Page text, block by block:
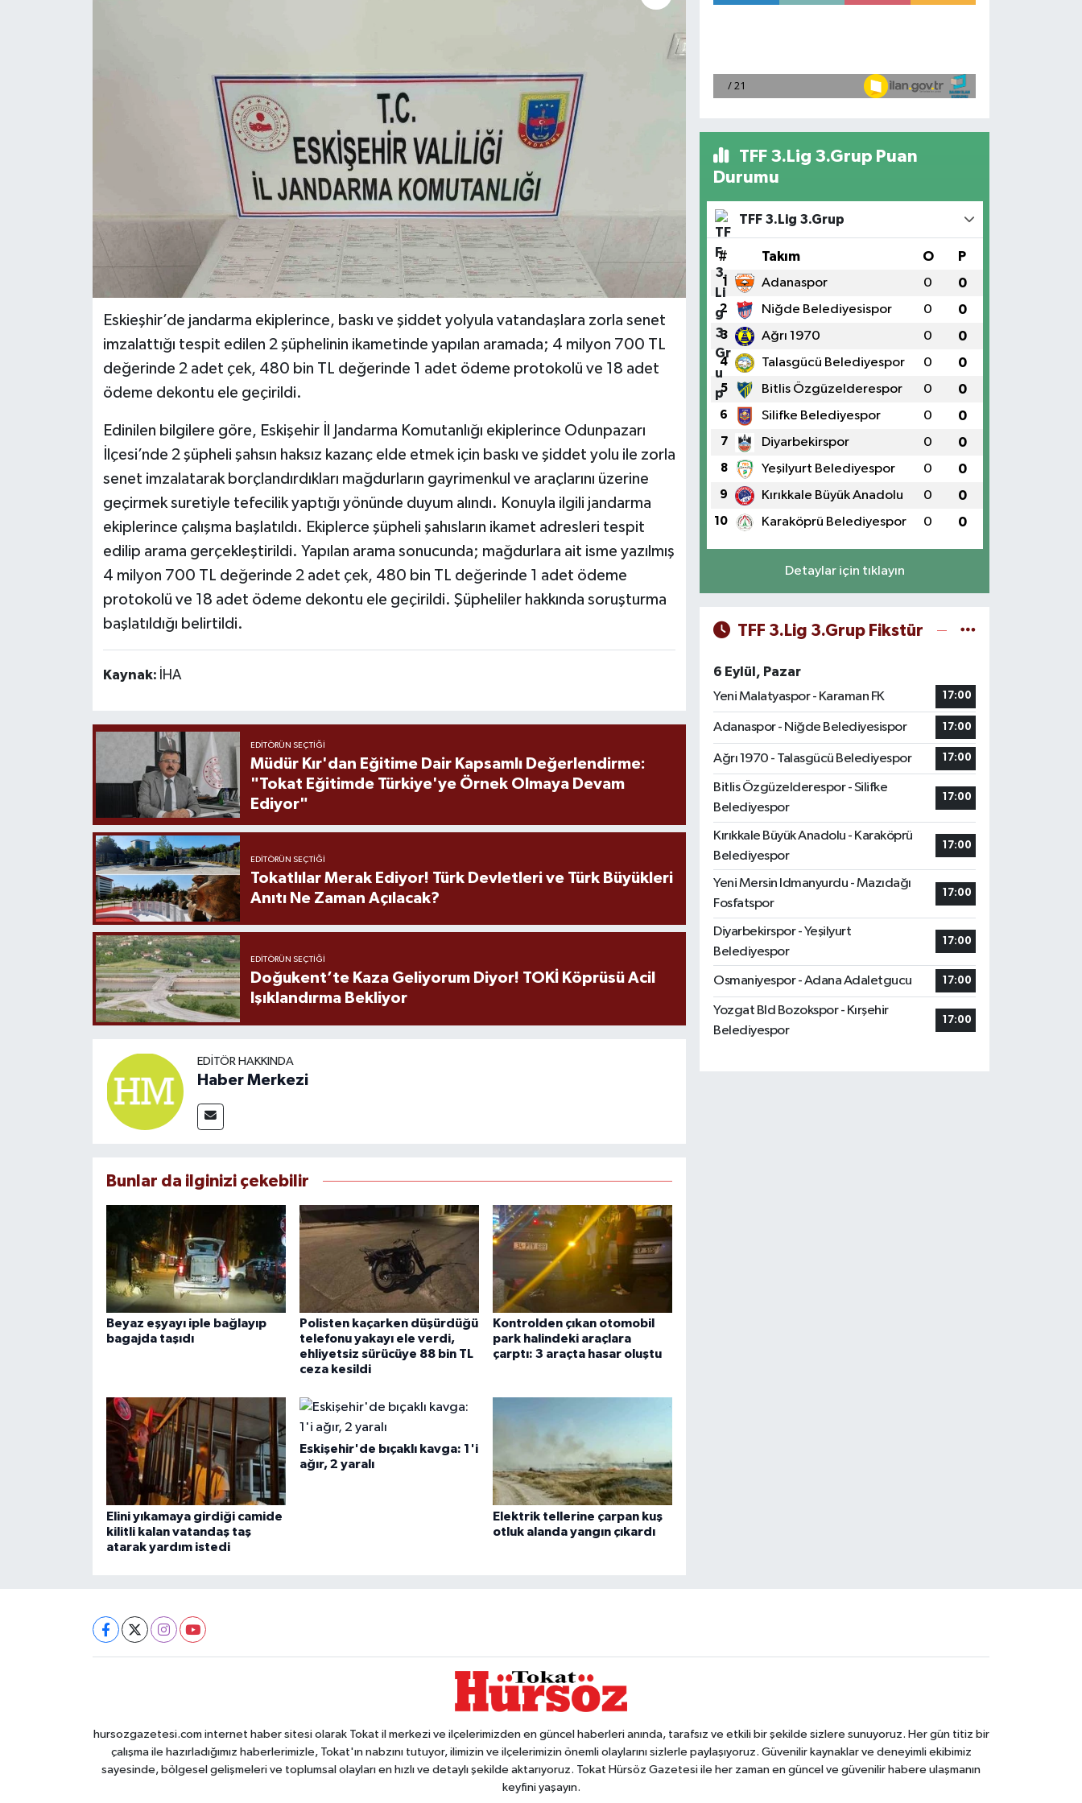
Eskieşhir’de jandarma ekiplerince, baskı ve şiddet yolyula vatandaşlara zorla senet
imzalattığı tespit edilen 2 şüphelinin ikametinde yapılan aramada; 4 milyon 700 TL
değerinde 2 adet çek, 480 bin TL değerinde 1 adet ödeme protokolü ve 18 adet
ödeme dekontu ele geçirildi.
Edinilen bilgilere göre, Eskişehir İl Jandarma Komutanlığı ekiplerince Odunpazarı
İlçesi’nde 2 şüpheli şahsın haksız kazanç elde etmek için baskı ve şiddet yolu ile zorla
senet imzalatarak borçlandırdıkları mağdurların gayrimenkul ve araçlarını üzerine
geçirmek suretiyle tefecilik yaptığı yönünde duyum alındı. Konuyla ilgili jandarma
ekiplerince çalışma başlatıldı. Ekiplerce şüpheli şahısların ikamet adresleri tespit
edilip arama gerçekleştirildi. Yapılan arama sonucunda; mağdurlara ait isme yazılmış
4 milyon 700 TL değerinde 2 adet çek, 480 bin TL değerinde 1 adet ödeme
protokolü ve 18 adet ödeme dekontu ele geçirildi. Şüpheliler hakkında soruşturma
başlatıldığı belirtildi.
Kaynak: İHA
EDITÖRÜN SEÇTIĞI
Müdür Kır'dan Eğitime Dair Kapsamlı Değerlendirme:
"Tokat Eğitimde Türkiye'ye Örnek Olmaya Devam
Ediyor"
EDITÖRÜN SEÇTIĞI
Tokatlılar Merak Ediyor! Türk Devletleri ve Türk Büyükleri
Anıtı Ne Zaman Açılacak?
EDITÖRÜN SEÇTIĞI
Doğukent’te Kaza Geliyorum Diyor! TOKİ Köprüsü Acil
Işıklandırma Bekliyor
EDITÖR HAKKINDA
Haber Merkezi
Bunlar da ilginizi çekebilir
Beyaz eşyayı iple bağlayıp
bagajda taşıdı
Polisten kaçarken düşürdüğü
telefonu yakayı ele verdi,
ehliyetsiz sürücüye 88 bin TL
ceza kesildi
Kontrolden çıkan otomobil
park halindeki araçlara
çarptı: 3 araçta hasar oluştu
Elini yıkamaya girdiği camide
kilitli kalan vatandaş taş
atarak yardım istedi
Eskişehir'de bıçaklı kavga: 1'i
ağır, 2 yaralı
Elektrik tellerine çarpan kuş
otluk alanda yangın çıkardı
TFF 3.Lig 3.Grup Puan
Durumu
TFF 3.Lig 3.Grup
# Takım O P
1 Adanaspor 0 0
2 Niğde Belediyesispor 0 0
3 Ağrı 1970 0 0
4 Talasgücü Belediyespor 0 0
5 Bitlis Özgüzelderespor 0 0
6 Silifke Belediyespor 0 0
7 Diyarbekirspor 0 0
8 Yeşilyurt Belediyespor 0 0
9 Kırıkkale Büyük Anadolu 0 0
10 Karaköprü Belediyespor 0 0
Detaylar için tıklayın
TFF 3.Lig 3.Grup Fikstür
6 Eylül, Pazar
Yeni Malatyaspor - Karaman FK
17:00
Adanaspor - Niğde Belediyesispor 17:00
Ağrı 1970 - Talasgücü Belediyespor 17:00
Bitlis Özgüzelderespor - Silifke
Belediyespor
17:00
Kırıkkale Büyük Anadolu - Karaköprü
Belediyespor
17:00
Yeni Mersin Idmanyurdu - Mazıdağı
Fosfatspor
17:00
Diyarbekirspor - Yeşilyurt
Belediyespor
17:00
Osmaniyespor - Adana Adaletgucu 17:00
Yozgat Bld Bozokspor - Kırşehir
Belediyespor
17:00
hursozgazetesi.com internet haber sitesi olarak Tokat il merkezi ve ilçelerimizden en güncel haberleri anında, tarafsız ve etkili bir şekilde sizlere sunuyoruz. Her gün titiz bir
çalışma ile hazırladığımız haberlerimizle, Tokat'ın nabzını tutuyor, ilimizin ve ilçelerimizin önemli olaylarını sizlerle paylaşıyoruz. Güvenilir kaynaklar ve deneyimli ekibimiz
sayesinde, bölgesel gelişmeleri ve toplumsal olayları en hızlı ve detaylı şekilde aktarıyoruz. Tokat Hürsöz Gazetesi ile her zaman en güncel ve güvenilir habere ulaşmanın
keyfini yaşayın.